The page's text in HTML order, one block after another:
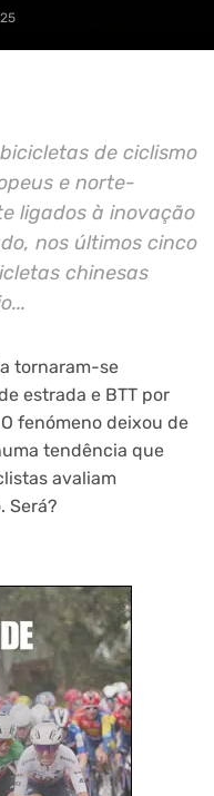
de ciclismo
e norte-
ligados à inovação
nos últimos cinco
chinesas
tornaram-se
estrada e BTT por
fenómeno deixou de
tendência que
avaliam
Será?